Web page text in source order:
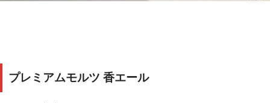
プレミアムモルツ 香エール